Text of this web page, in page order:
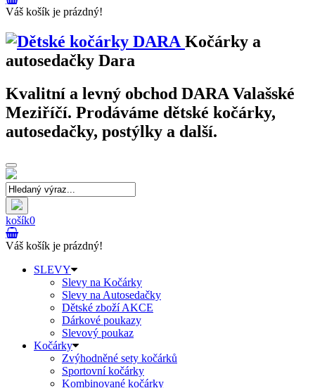
Váš košík je prázdný!
Kočárky a
autosedačky Dara
Kvalitní a levný obchod DARA Valašské
Meziříčí. Prodáváme dětské kočárky,
autosedačky, postýlky a další.
Toggle
navigation
košík0
Váš košík je prázdný!
SLEVY
Slevy na Kočárky
Slevy na Autosedačky
Dětské zboží AKCE
Dárkové poukazy
Slevový poukaz
Kočárky
Zvýhodněné sety kočárků
Sportovní kočárky
Kombinované kočárky